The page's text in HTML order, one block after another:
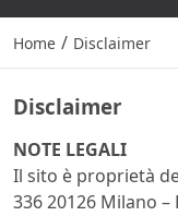
Home / Disclaimer
Disclaimer
NOTE LEGALI
Il sito è proprietà
336 20126 Milano –